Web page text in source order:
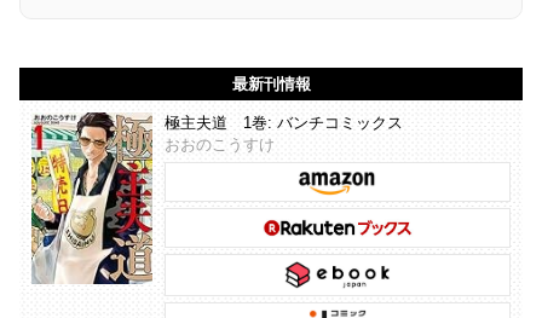
最新刊情報
極主夫道 1巻: バンチコミックス
おおのこうすけ